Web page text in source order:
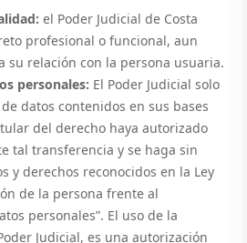
el Poder Judicial de Costa
profesional o funcional, aun
su relación con la persona usuaria.
personales: El Poder Judicial solo
datos contenidos en sus bases
del derecho haya autorizado
tal transferencia y se haga sin
y derechos reconocidos en la Ley
de la persona frente al
personales”. El uso de la
Judicial, es una autorización